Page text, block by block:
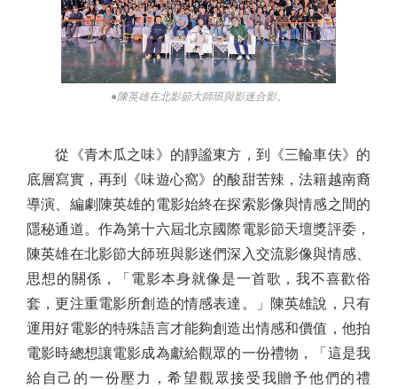
●陳英雄在北影節大師班與影迷合影。
從《青木瓜之味》的靜謐東方，到《三輪車伕》的
底層寫實，再到《味遊心窩》的酸甜苦辣，法籍越南裔
導演、編劇陳英雄的電影始終在探索影像與情感之間的
隱秘通道。作為第十六屆北京國際電影節天壇獎評委，
陳英雄在北影節大師班與影迷們深入交流影像與情感、
思想的關係，「電影本身就像是一首歌，我不喜歡俗
套，更注重電影所創造的情感表達。」陳英雄說，只有
運用好電影的特殊語言才能夠創造出情感和價值，他拍
電影時總想讓電影成為獻給觀眾的一份禮物，「這是我
給自己的一份壓力，希望觀眾接受我贈予他們的禮